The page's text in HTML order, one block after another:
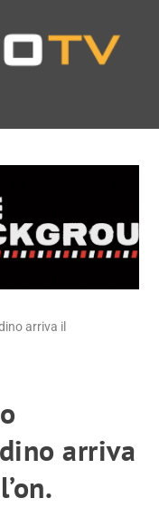
arriva